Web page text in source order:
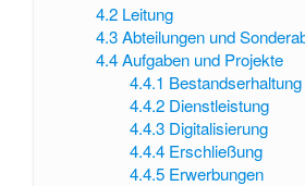
4.2 Leitung
4.3 Abteilungen und
4.4 Aufgaben und Projekte
4.4.1 Bestandserhaltung
4.4.2 Dienstleistung
4.4.3 Digitalisierung
4.4.4 Erschließung
4.4.5 Erwerbungen